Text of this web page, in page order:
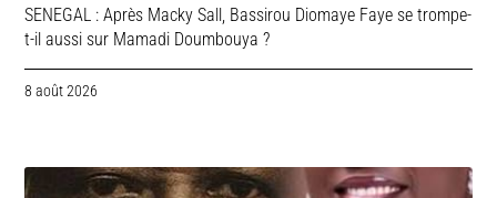
SENEGAL : Après Macky Sall, Bassirou Diomaye Faye se trompe-
t-il aussi sur Mamadi Doumbouya ?
8 août 2026